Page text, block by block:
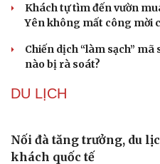
Khách tự tìm đến vườn
Yên không mất công mời
Chiến dịch “làm sạch”
nào bị rà soát?
DU LỊCH